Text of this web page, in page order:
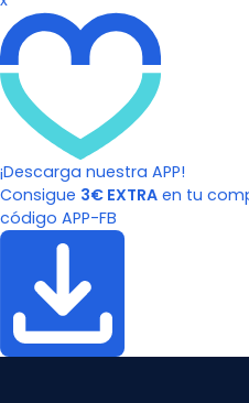
¡Descarga nuestra APP!
Consigue 3€ EXTRA en tu
código APP-FB